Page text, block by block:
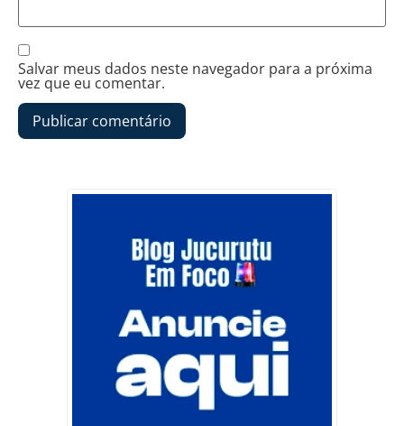
Salvar meus dados neste navegador para a próxima
vez que eu comentar.